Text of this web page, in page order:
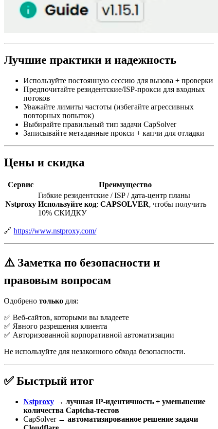
Лучшие практики и надежность
Используйте постоянную сессию для вызова + проверки
Предпочитайте резидентские/ISP-прокси для входных
потоков
Уважайте лимиты частоты (избегайте агрессивных
повторных попыток)
Выбирайте правильный тип задачи CapSolver
Записывайте метаданные прокси + капчи для отладки
Цены и скидка
Сервис Преимущество
Nstproxy
Гибкие резидентские / ISP / дата-центр планы
Используйте код: CAPSOLVER, чтобы получить
10% СКИДКУ
🔗 https://www.nstproxy.com/
⚠️ Заметка по безопасности и
правовым вопросам
Одобрено только для:
✅ Веб-сайтов, которыми вы владеете
✅ Явного разрешения клиента
✅ Авторизованной корпоративной автоматизации
Не используйте для незаконного обхода безопасности.
✅ Быстрый итог
Nstproxy → лучшая IP-идентичность + уменьшение
количества Captcha-тестов
CapSolver → автоматизированное решение задачи